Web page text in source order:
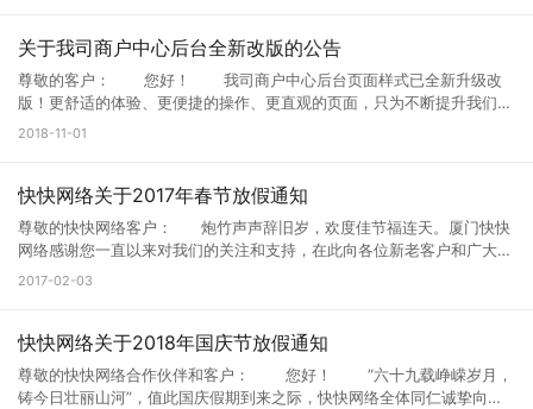
http://s.kk30.com/windowsserver2003-kb4500331-x64-chs.exe
官方补丁下载地址：https://support.microsoft.com/zh-
双击安装完重启即可 相关链接：
https://portal.msrc.microsoft.com/en-US/security-
guidance/advisory/CVE-2019-0708 注：打完最新的远程漏洞补丁最好
马上重启,否则会因为设置远程服务会造成无法远程！！！！
4009188010 厦门快快网络科技有限公司 2019年1月30日
快快网络这几年发生的最大恶性机房事故， 也给我们深深地敲了个警
钟， 发展再快，也不能慢下质量。 我们将对旗下机房进行重新排查调
研。 进一步提升产品质量。
关于我司商户中心后台全新改版的公告
尊敬的客户： 您好！ 我司商户中心后台页面样式已全新升级改
版！更舒适的体验、更便捷的操作、更直观的页面，只为不断提升我们的
服务水平。本次升级主要为页面样式优化及功能丰富化，让客户更加一目
支持。由此给您带来的不便，敬请谅解。 特此通告 厦门快快网络科技
有限公司 2018年11月1日星期四
2018-11-01
快快网络关于2017年春节放假通知
尊敬的快快网络客户： 炮竹声声辞旧岁，欢度佳节福连天。厦门快快
网络感谢您一直以来对我们的关注和支持，在此向各位新老客户和广大朋
友们拜个早年，预祝大家新春快乐！ 根据国务院办公厅关于2017年春
二、服务安排：假期期间，我司将安排工作人员24小时值班，不间断为
您提供业务、技术、客服等服务。 三、24小时售后服务企业Q：
800088387 服务电话：0592-3337733
2017-02-03
快快网络关于2018年国庆节放假通知
尊敬的快快网络合作伙伴和客户： 您好！ “六十九载峥嵘岁月，
铸今日壮丽山河”，值此国庆假期到来之际，快快网络全体同仁诚挚向广